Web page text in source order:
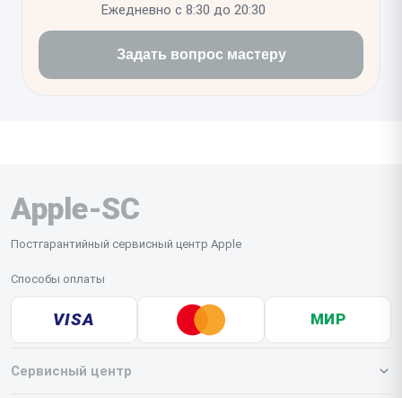
Ежедневно с 8:30 до 20:30
Задать вопрос мастеру
Apple-SC
Постгарантийный сервисный центр Apple
Способы оплаты
VISA МИР
Сервисный центр